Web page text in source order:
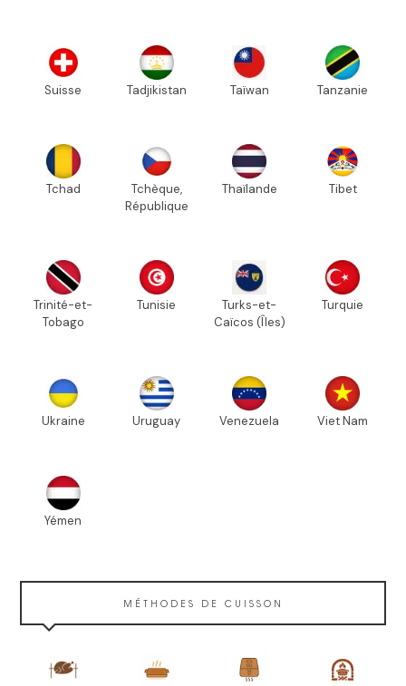
Suisse Tadjikistan Taïwan Tanzanie
Tchad
Tchèque,
République
Thaïlande Tibet
Trinité-et-
Tobago
Tunisie
Turks-et-
Caïcos (Îles)
Turquie
Ukraine Uruguay Venezuela Viet Nam
Yémen
MÉTHODES DE CUISSON